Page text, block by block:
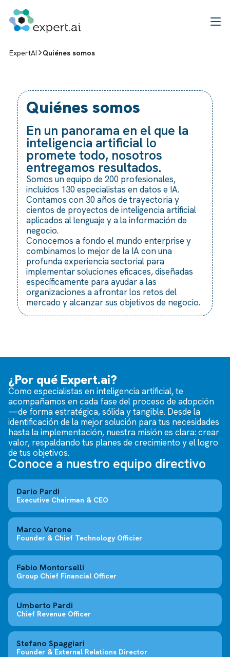
ExpertAI Quiénes somos
Quiénes somos
En un panorama en el que la
inteligencia artificial lo
promete todo, nosotros
entregamos resultados.
Somos un equipo de 200 profesionales,
incluidos 130 especialistas en datos e IA.
Contamos con 30 años de trayectoria y
cientos de proyectos de inteligencia artificial
aplicados al lenguaje y a la información de
negocio.
Conocemos a fondo el mundo enterprise y
combinamos lo mejor de la IA con una
profunda experiencia sectorial para
implementar soluciones eficaces, diseñadas
específicamente para ayudar a las
organizaciones a afrontar los retos del
mercado y alcanzar sus objetivos de negocio.
¿Por qué Expert.ai?
Como especialistas en inteligencia artificial, te
acompañamos en cada fase del proceso de adopción
—de forma estratégica, sólida y tangible. Desde la
identificación de la mejor solución para tus necesidades
hasta la implementación, nuestra misión es clara: crear
valor, respaldando tus planes de crecimiento y el logro
de tus objetivos.
Conoce a nuestro equipo directivo
Dario Pardi
Executive Chairman & CEO
Marco Varone
Founder & Chief Technology Officier
Fabio Montorselli
Group Chief Financial Officer
Umberto Pardi
Chief Revenue Officer
Stefano Spaggiari
Founder & External Relations Director